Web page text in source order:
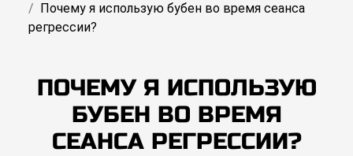
Почему я использую бубен во время сеанса
регрессии?
ПОЧЕМУ Я ИСПОЛЬЗУЮ
БУБЕН ВО ВРЕМЯ
СЕАНСА РЕГРЕССИИ?